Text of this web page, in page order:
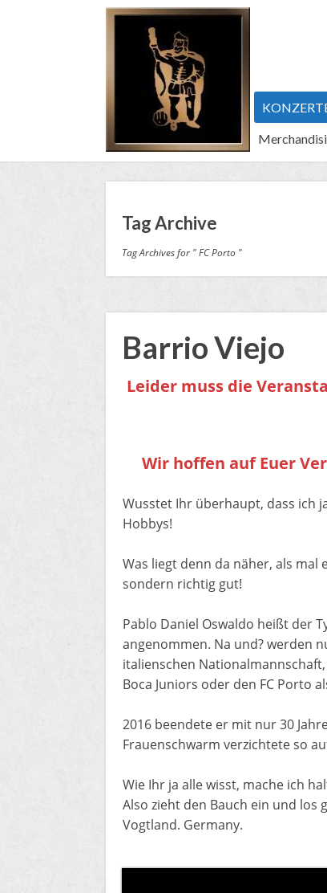
Tag Archive
Tag Archives for " FC Porto "
Barrio Viejo
Leider muss die
Wir hoffen auf Euer
Wusstet Ihr überhaupt, dass ich
Hobbys!
Was liegt denn da näher, als mal
sondern richtig gut!
Pablo Daniel Oswaldo heißt der
angenommen. Na und? werden
italienschen Nationalmannschaft,
Boca Juniors oder den FC Porto
2016 beendete er mit nur 30
Frauenschwarm verzichtete so
Wie Ihr ja alle wisst, mache ich
Also zieht den Bauch ein und los
Vogtland. Germany.